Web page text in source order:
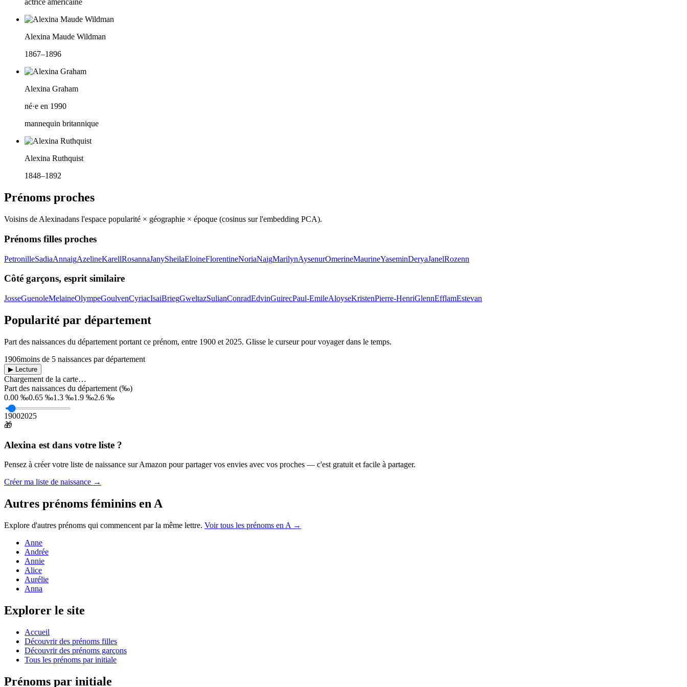
actrice américaine
Alexina Maude Wildman
1867–1896
Alexina Graham
né·e en 1990
mannequin britannique
Alexina Ruthquist
1848–1892
Prénoms proches
Voisins de Alexinadans l'espace popularité × géographie × époque (cosinus sur l'embedding PCA).
Prénoms filles proches
PetronilleSadiaAnnaigAzelineKarellRosannaJanySheilaEloineFlorentineNoriaNaigMarilynAysenurOmerineMaurineYaseminDeryaJanelRozenn
Côté garçons, esprit similaire
JosseGuenoleMelaineOlympeGoulvenCyriacIsaiBriegGweltazSulianConradEdvinGuirecPaul-EmileAloyseKristenPierre-HenriGlennEfflamEstevan
Popularité par département
Part des naissances du département portant ce prénom, entre 1900 et 2025. Glisse le curseur pour voyager dans le temps.
1906moins de 5 naissances par département
▶ Lecture
Chargement de la carte…
Part des naissances du département (‰)
0.00 ‰0.65 ‰1.3 ‰1.9 ‰2.6 ‰
19002025
🎁
Alexina est dans votre liste ?
Pensez à créer votre liste de naissance sur Amazon pour partager vos envies avec vos proches — c'est gratuit et facile à partager.
Créer ma liste de naissance →
Autres prénoms féminins en A
Explore d'autres prénoms qui commencent par la même lettre. Voir tous les prénoms en A →
Anne
Andrée
Annie
Alice
Aurélie
Anna
Explorer le site
Accueil
Découvrir des prénoms filles
Découvrir des prénoms garçons
Tous les prénoms par initiale
Prénoms par initiale